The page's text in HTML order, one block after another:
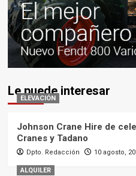
Le puede interesar
ELEVACIÓN
Johnson Crane Hire de
Cranes y Tadano
Dpto. Redacción 10 agosto,
ALQUILER